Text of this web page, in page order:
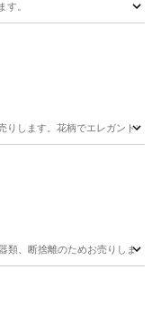
す。
りします。花柄でエレガントで
類、断捨離のためお売りしま